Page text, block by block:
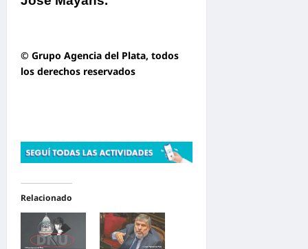
© Grupo Agencia del Plata, todos
los derechos reservados
Relacionado